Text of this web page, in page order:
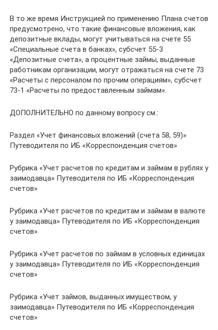
В то же время Инструкцией по применению Плана счетов
предусмотрено, что такие финансовые вложения, как
депозитные вклады, могут учитываться на счете 55
«Специальные счета в банках», субсчет 55-3
«Депозитные счета», а процентные займы, выданные
работникам организации, могут отражаться на счете 73
«Расчеты с персоналом по прочим операциям», субсчет
73-1 «Расчеты по предоставленным займам».
ДОПОЛНИТЕЛЬНО по данному вопросу см.:
Раздел «Учет финансовых вложений (счета 58, 59)»
Путеводителя по ИБ «Корреспонденция счетов»
Рубрика «Учет расчетов по кредитам и займам в рублях у
заимодавца» Путеводителя по ИБ «Корреспонденция
счетов»
Рубрика «Учет расчетов по кредитам и займам в валюте
у заимодавца» Путеводителя по ИБ «Корреспонденция
счетов»
Рубрика «Учет расчетов по займам в условных единицах
у заимодавца» Путеводителя по ИБ «Корреспонденция
счетов»
Рубрика «Учет займов, выданных имуществом, у
заимодавца» Путеводителя по ИБ «Корреспонденция
счетов»